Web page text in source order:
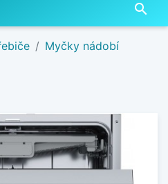
search
Myčky nádobí